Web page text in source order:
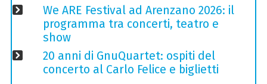
We ARE Festival ad Arenzano 2026: il
programma tra concerti, teatro e
show
20 anni di GnuQuartet: ospiti del
concerto al Carlo Felice e biglietti